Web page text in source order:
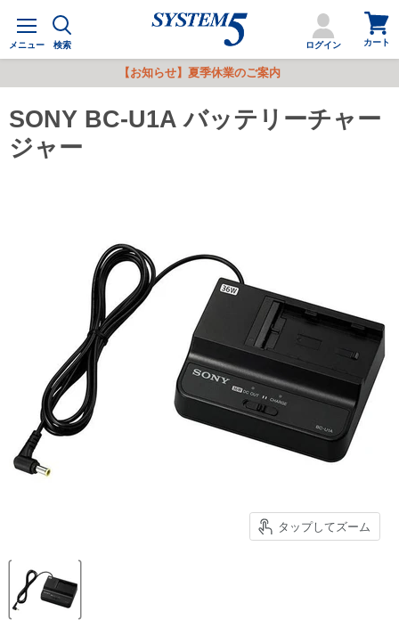
メ
ュ
メニュー 検索 ログイン
カ
ー
ト
を
る
カート
【お知らせ】夏季休業のご案内
SONY BC-U1A バッテリーチャー
ジャー
タップしてズーム